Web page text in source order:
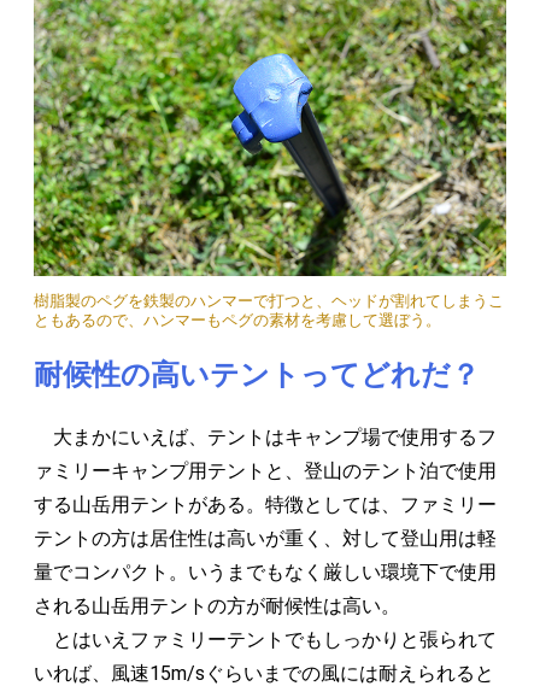
樹脂製のペグを鉄製のハンマーで打つと、ヘッドが割れてしまうこ
ともあるので、ハンマーもペグの素材を考慮して選ぼう。
耐候性の高いテントってどれだ？
大まかにいえば、テントはキャンプ場で使用するフ
ァミリーキャンプ用テントと、登山のテント泊で使用
する山岳用テントがある。特徴としては、ファミリー
テントの方は居住性は高いが重く、対して登山用は軽
量でコンパクト。いうまでもなく厳しい環境下で使用
される山岳用テントの方が耐候性は高い。
とはいえファミリーテントでもしっかりと張られて
いれば、風速15m/sぐらいまでの風には耐えられると